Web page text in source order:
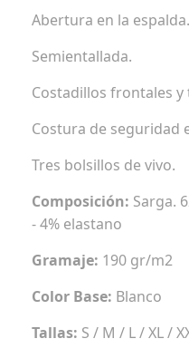
Abertura en la espalda.
Semientallada.
Costadillos frontales y
Costura de seguridad
Tres bolsillos de vivo.
Composición: Sarga.
- 4% elastano
Gramaje: 190 gr/m2
Color Base: Blanco
Tallas: S / M / L / XL /